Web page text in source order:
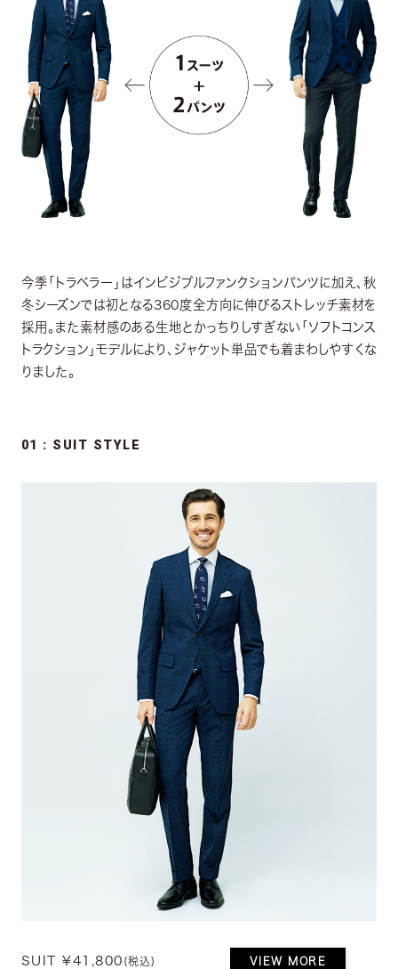
今季「トラベラー」はインビジブルファンクションパンツに加え、秋
冬シーズンでは初となる360度全方向に伸びるストレッチ素材を
採用。また素材感のある生地とかっちりしすぎない「ソフトコンス
トラクション」モデルにより、ジャケット単品でも着まわしやすくな
りました。
01 : SUIT STYLE
SUIT ¥41,800 (税込) VIEW MORE